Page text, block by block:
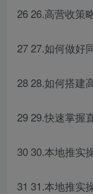
26 26.高营收策
27 27.如何做好
28 28.如何搭建
29 29.快速掌握
30 30.本地推实
31 31.本地推实